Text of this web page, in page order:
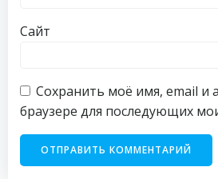
Сайт
Сохранить моё имя, email и
браузере для последующих